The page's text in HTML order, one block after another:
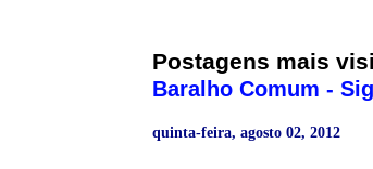
Postagens mais
Baralho Comum -
quinta-feira, agosto 02, 2012